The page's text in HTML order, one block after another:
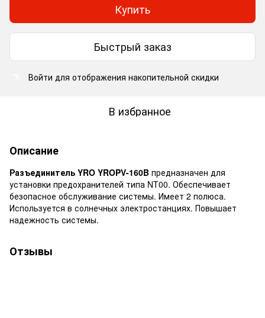
Купить
Быстрый заказ
Войти для отображения накопительной скидки
В избранное
Описание
Разъединитель YRO YROPV-160B предназначен для
установки предохранителей типа NT00. Обеспечивает
безопасное обслуживание системы. Имеет 2 полюса.
Используется в солнечных электростанциях. Повышает
надежность системы.
Отзывы